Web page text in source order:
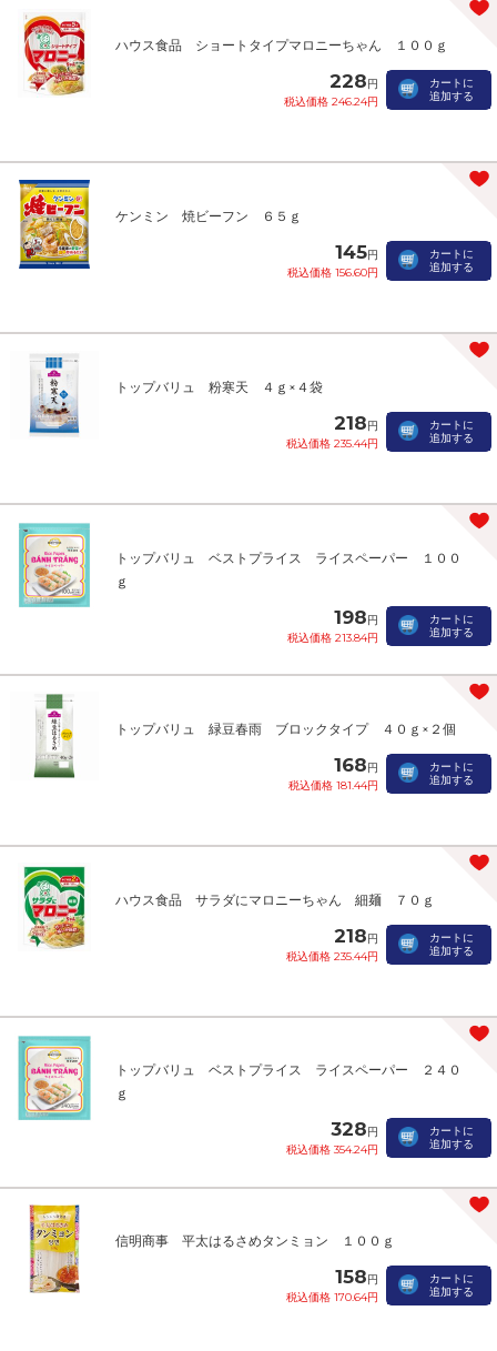
ハウス食品 ショートタイプマロニーちゃん １００ｇ
228円
税込価格 246.24円
カートに
追加する
ケンミン 焼ビーフン ６５ｇ
145円
税込価格 156.60円
カートに
追加する
トップバリュ 粉寒天 ４ｇ×４袋
218円
税込価格 235.44円
カートに
追加する
トップバリュ ベストプライス ライスペーパー １００
ｇ
198円
税込価格 213.84円
カートに
追加する
トップバリュ 緑豆春雨 ブロックタイプ ４０ｇ×２個
168円
税込価格 181.44円
カートに
追加する
ハウス食品 サラダにマロニーちゃん 細麺 ７０ｇ
218円
税込価格 235.44円
カートに
追加する
トップバリュ ベストプライス ライスペーパー ２４０
ｇ
328円
税込価格 354.24円
カートに
追加する
信明商事 平太はるさめタンミョン １００ｇ
158円
税込価格 170.64円
カートに
追加する